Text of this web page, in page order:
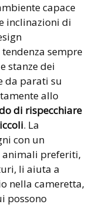
capace
inclinazioni di
sempre
stanze dei
da parati su
allo
di rispecchiare
. La
con un
animali preferiti,
li aiuta a
nella cameretta,
possono